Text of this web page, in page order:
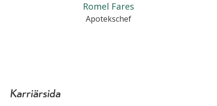
Romel Fares
Apotekschef
Karriärsida